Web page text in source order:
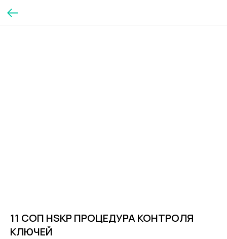
11 СОП HSKP ПРОЦЕДУРА КОНТРОЛЯ
КЛЮЧЕЙ